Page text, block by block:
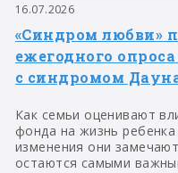
16.07.2026
«Синдром любви»
ежегодного
с синдромом
Как семьи оценивают
фонда на жизнь
изменения они
остаются самыми